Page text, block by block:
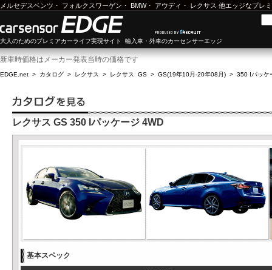
メルセデスベンツ ・ フォルクスワーゲン ・ BMW・ アウディ ・ レクサス 他エッジなプレ
大人のためのプレミアカーライフ実現サイト 輸入車・外車のカーセンサーエッジ
新車時価格はメーカー発表当時の価格です
EDGE.net > カタログ > レクサス > レクサス GS > GS(19年10月-20年08月) > 350 Iパッケ
レクサス GS 350 Iパッケージ 4WD
基本スペック